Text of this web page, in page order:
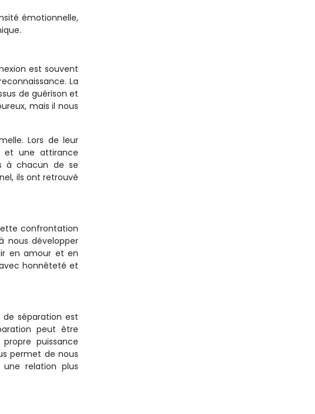
émotionnelle,
est souvent
La
de guérison et
mais il nous
Lors de leur
et une attirance
à chacun de se
ils ont retrouvé
confrontation
nous développer
en amour et en
honnêteté et
de séparation est
peut être
puissance
permet de nous
relation plus